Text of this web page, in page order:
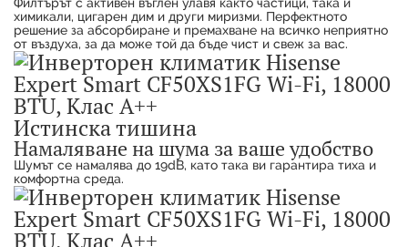
химикали, цигарен дим и други миризми. Перфектното
решение за абсорбиране и премахване на всичко неприятно
от въздуха, за да може той да бъде чист и свеж за вас.
Истинска тишина
Намаляване на шума за ваше удобство
Шумът се намалява до 19dB, като така ви гарантира тиха и
комфортна среда.